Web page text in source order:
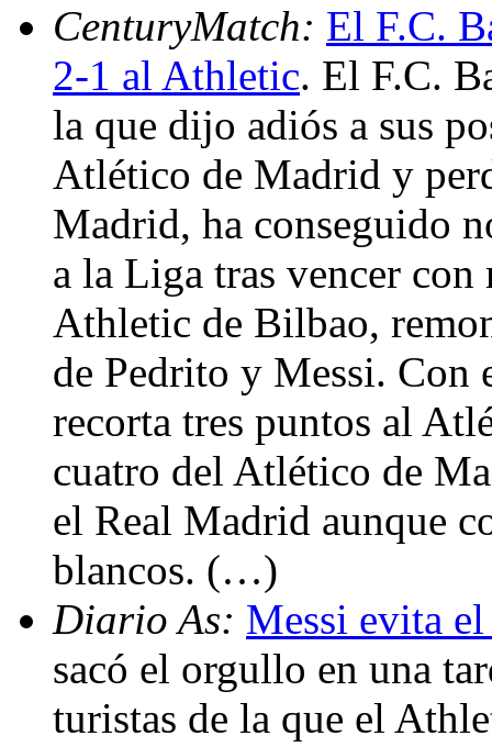
CenturyMatch: El F.C.
2-1 al Athletic. El F.C.
la que dijo adiós a sus
Atlético de Madrid y
Madrid, ha conseguido
a la Liga tras vencer
Athletic de Bilbao,
de Pedrito y Messi. Con
recorta tres puntos al
cuatro del Atlético de
el Real Madrid aunque
blancos. (…)
Diario As: Messi evita
sacó el orgullo en una
turistas de la que el